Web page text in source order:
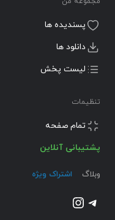
پسندیده ها
دانلود ها
لیست پخش
تنظیمات
تمام صفحه
پشتیبانی آنلاین
وبلاگ اشتراک ویژه
تلگراماینستاگرم
میتوانید با دو کیفیت 320 و FLAC دریافت کنید.
under exclusive
a division of UMG